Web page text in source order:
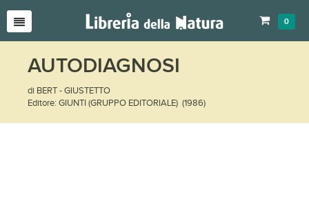
0
AUTODIAGNOSI
di BERT - GIUSTETTO
Editore: GIUNTI (GRUPPO EDITORIALE) (1986)